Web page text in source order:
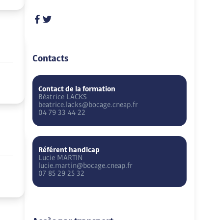
Contacts
Contact de la formation
Béatrice LACKS
beatrice.lacks@bocage.cneap.fr
04 79 33 44 22
Référent handicap
Lucie MARTIN
lucie.martin@bocage.cneap.fr
07 85 29 25 32